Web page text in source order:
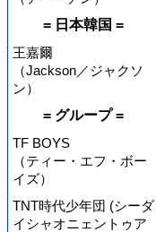
= 日本韓国 =
王嘉爾
（Jackson／ジャクソ
ン）
= グループ =
TF BOYS
（ティー・エフ・ボー
イズ）
TNT時代少年団 (シーダ
イシャオニェントゥア